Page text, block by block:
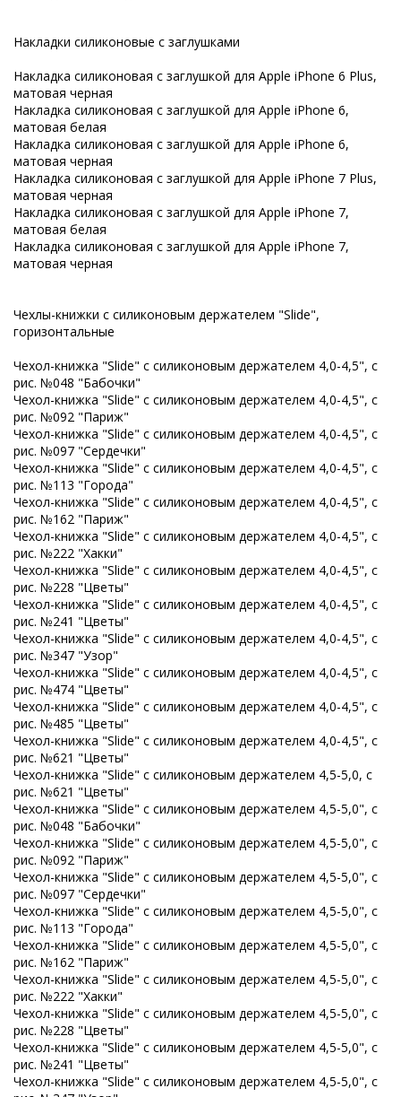
Накладки силиконовые с заглушками
Накладка силиконовая с заглушкой для Apple iPhone 6 Plus,
матовая черная
Накладка силиконовая с заглушкой для Apple iPhone 6,
матовая белая
Накладка силиконовая с заглушкой для Apple iPhone 6,
матовая черная
Накладка силиконовая с заглушкой для Apple iPhone 7 Plus,
матовая черная
Накладка силиконовая с заглушкой для Apple iPhone 7,
матовая белая
Накладка силиконовая с заглушкой для Apple iPhone 7,
матовая черная
Чехлы-книжки с силиконовым держателем "Slide",
горизонтальные
Чехол-книжка "Slide" с силиконовым держателем 4,0-4,5", с
рис. №048 "Бабочки"
Чехол-книжка "Slide" с силиконовым держателем 4,0-4,5", с
рис. №092 "Париж"
Чехол-книжка "Slide" с силиконовым держателем 4,0-4,5", с
рис. №097 "Сердечки"
Чехол-книжка "Slide" с силиконовым держателем 4,0-4,5", с
рис. №113 "Города"
Чехол-книжка "Slide" с силиконовым держателем 4,0-4,5", с
рис. №162 "Париж"
Чехол-книжка "Slide" с силиконовым держателем 4,0-4,5", с
рис. №222 "Хакки"
Чехол-книжка "Slide" с силиконовым держателем 4,0-4,5", с
рис. №228 "Цветы"
Чехол-книжка "Slide" с силиконовым держателем 4,0-4,5", с
рис. №241 "Цветы"
Чехол-книжка "Slide" с силиконовым держателем 4,0-4,5", с
рис. №347 "Узор"
Чехол-книжка "Slide" с силиконовым держателем 4,0-4,5", с
рис. №474 "Цветы"
Чехол-книжка "Slide" с силиконовым держателем 4,0-4,5", с
рис. №485 "Цветы"
Чехол-книжка "Slide" с силиконовым держателем 4,0-4,5", с
рис. №621 "Цветы"
Чехол-книжка "Slide" с силиконовым держателем 4,5-5,0, с
рис. №621 "Цветы"
Чехол-книжка "Slide" с силиконовым держателем 4,5-5,0", с
рис. №048 "Бабочки"
Чехол-книжка "Slide" с силиконовым держателем 4,5-5,0", с
рис. №092 "Париж"
Чехол-книжка "Slide" с силиконовым держателем 4,5-5,0", с
рис. №097 "Сердечки"
Чехол-книжка "Slide" с силиконовым держателем 4,5-5,0", с
рис. №113 "Города"
Чехол-книжка "Slide" с силиконовым держателем 4,5-5,0", с
рис. №162 "Париж"
Чехол-книжка "Slide" с силиконовым держателем 4,5-5,0", с
рис. №222 "Хакки"
Чехол-книжка "Slide" с силиконовым держателем 4,5-5,0", с
рис. №228 "Цветы"
Чехол-книжка "Slide" с силиконовым держателем 4,5-5,0", с
рис. №241 "Цветы"
Чехол-книжка "Slide" с силиконовым держателем 4,5-5,0", с